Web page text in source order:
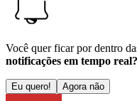
Você quer ficar por dentro
notificações em tempo real?
Eu quero! Agora não